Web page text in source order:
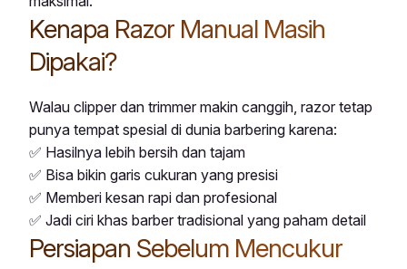
Kenapa Razor Manual Masih
Dipakai?
Walau clipper dan trimmer makin canggih, razor tetap
punya tempat spesial di dunia barbering karena:
✅ Hasilnya lebih bersih dan tajam
✅ Bisa bikin garis cukuran yang presisi
✅ Memberi kesan rapi dan profesional
✅ Jadi ciri khas barber tradisional yang paham detail
Persiapan Sebelum Mencukur